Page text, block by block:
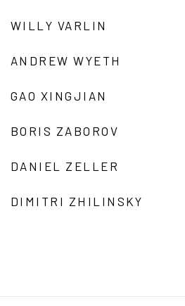
WILLY VARLIN
ANDREW WYETH
GAO XINGJIAN
BORIS ZABOROV
DANIEL ZELLER
DIMITRI ZHILINSKY